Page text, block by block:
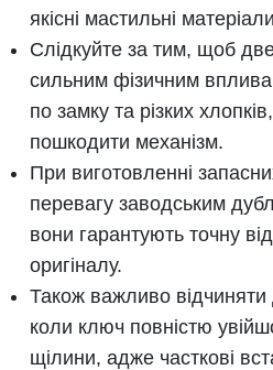
якісні мастильні матеріали
Слідкуйте за тим, щоб
сильним фізичним
по замку та різких
пошкодити механізм.
При виготовленні
перевагу заводським
вони гарантують точну
оригіналу.
Також важливо відчиняти
коли ключ повністю
щілини, адже часткові